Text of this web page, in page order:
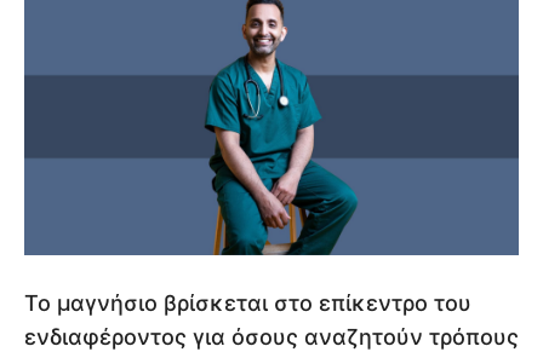
Το μαγνήσιο βρίσκεται στο επίκεντρο του
ενδιαφέροντος για όσους αναζητούν τρόπους